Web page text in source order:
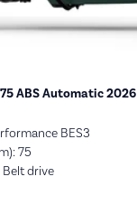
ABS Automatic 2026
BES3
75
Belt drive